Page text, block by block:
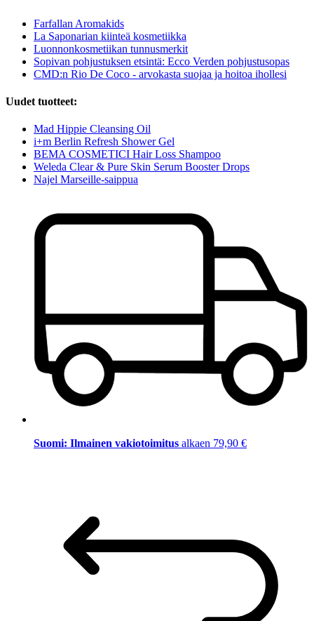
Farfallan Aromakids
La Saponarian kiinteä kosmetiikka
Luonnonkosmetiikan tunnusmerkit
Sopivan pohjustuksen etsintä: Ecco Verden pohjustusopas
CMD:n Rio De Coco - arvokasta suojaa ja hoitoa ihollesi
Uudet tuotteet:
Mad Hippie Cleansing Oil
i+m Berlin Refresh Shower Gel
BEMA COSMETICI Hair Loss Shampoo
Weleda Clear & Pure Skin Serum Booster Drops
Najel Marseille-saippua
Suomi: Ilmainen vakiotoimitus alkaen 79,90 €